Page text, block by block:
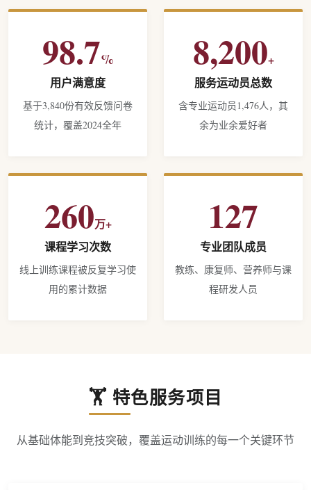
98.7%
用户满意度
基于3,840份有效反馈问卷
统计，覆盖2024全年
8,200+
服务运动员总数
含专业运动员1,476人，其
余为业余爱好者
260万+
课程学习次数
线上训练课程被反复学习使
用的累计数据
127
专业团队成员
教练、康复师、营养师与课
程研发人员
🏋️ 特色服务项目
从基础体能到竞技突破，覆盖运动训练的每一个关键环节